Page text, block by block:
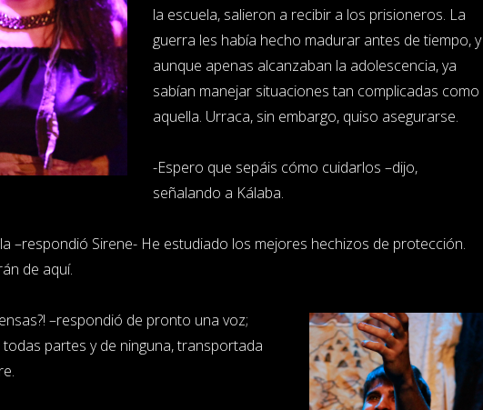
la escuela, salieron a recibir a los prisioneros. La
guerra les había hecho madurar antes de tiempo, y
aunque apenas alcanzaban la adolescencia, ya
sabían manejar situaciones tan complicadas como
aquella. Urraca, sin embargo, quiso asegurarse.
-Espero que sepáis cómo cuidarlos –dijo,
señalando a Kálaba.
–respondió Sirene- He estudiado los mejores hechizos de protección.
de aquí.
–respondió de pronto una voz;
todas partes y de ninguna, transportada